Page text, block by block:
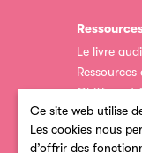
Ce site web utilise
Les cookies nous
d’offrir des
Le livre
Chiffres et
Economie